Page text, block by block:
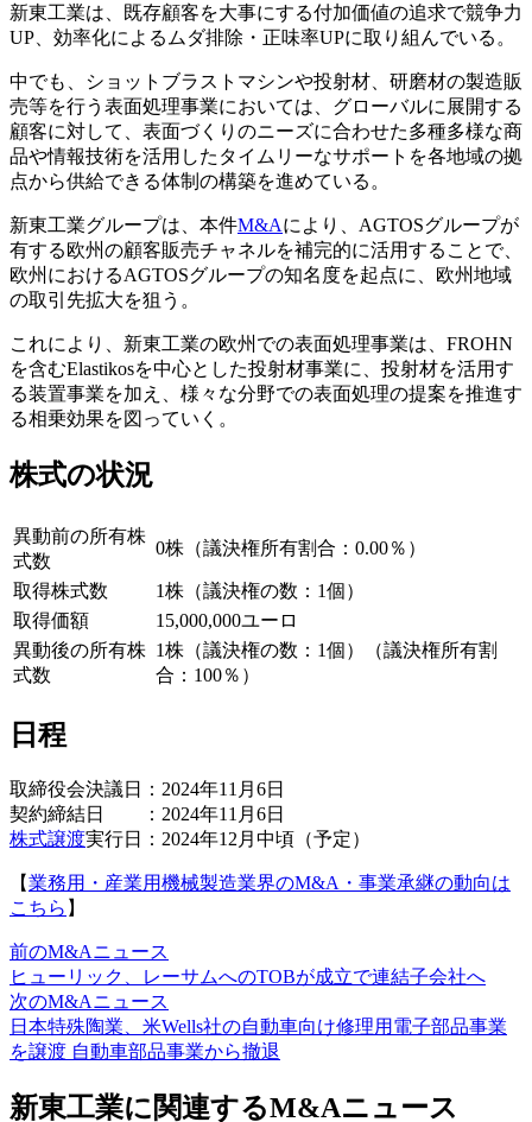
新東工業は、既存顧客を大事にする付加価値の追求で競争力
UP、効率化によるムダ排除・正味率UPに取り組んでいる。
中でも、ショットブラストマシンや投射材、研磨材の製造販
売等を行う表面処理事業においては、グローバルに展開する
顧客に対して、表面づくりのニーズに合わせた多種多様な商
品や情報技術を活用したタイムリーなサポートを各地域の拠
点から供給できる体制の構築を進めている。
新東工業グループは、本件M&Aにより、AGTOSグループが
有する欧州の顧客販売チャネルを補完的に活用することで、
欧州におけるAGTOSグループの知名度を起点に、欧州地域
の取引先拡大を狙う。
これにより、新東工業の欧州での表面処理事業は、FROHN
を含むElastikosを中心とした投射材事業に、投射材を活用す
る装置事業を加え、様々な分野での表面処理の提案を推進す
る相乗効果を図っていく。
株式の状況
異動前の所有株
式数
0株（議決権所有割合：0.00％）
取得株式数
1株（議決権の数：1個）
取得価額
15,000,000ユーロ
異動後の所有株
式数
1株（議決権の数：1個）（議決権所有割
合：100％）
日程
取締役会決議日：2024年11月6日
契約締結日 ：2024年11月6日
株式譲渡実行日：2024年12月中頃（予定）
【業務用・産業用機械製造業界のM&A・事業承継の動向は
こちら 】
前のM&Aニュース
ヒューリック、レーサムへのTOBが成立で連結子会社へ
次のM&Aニュース
日本特殊陶業、米Wells社の自動車向け修理用電子部品事業
を譲渡 自動車部品事業から撤退
新東工業に関連するM&Aニュース